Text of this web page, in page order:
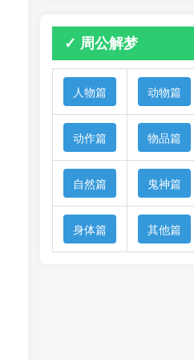
✓ 周公解梦
人物篇 动物篇
动作篇 物品篇
自然篇 鬼神篇
身体篇 其他篇